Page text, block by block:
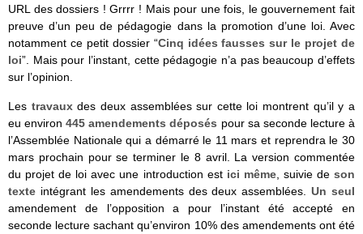
URL des dossiers ! Grrrr ! Mais pour une fois, le gouvernement fait
preuve d’un peu de pédagogie dans la promotion d’une loi. Avec
notamment ce petit dossier “Cinq idées fausses sur le projet de
loi”. Mais pour l’instant, cette pédagogie n’a pas beaucoup d’effets
sur l’opinion.
Les travauxdes deux assemblées sur cette loi montrent qu’il y a
eu environ445 amendements déposés pour sa seconde lecture à
l’Assemblée Nationale qui a démarré le 11 mars et reprendra le 30
mars prochain pour se terminer le 8 avril. La version commentée
du projet de loi avec une introduction est ici même, suivie deson
texte intégrant les amendements des deux assemblées.Un seul
amendement de l’opposition a pour l’instant été accepté en
seconde lecture sachant qu’environ 10% des amendements ont été